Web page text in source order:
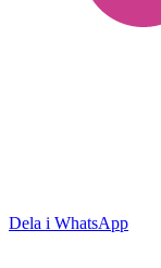
Dela i WhatsApp